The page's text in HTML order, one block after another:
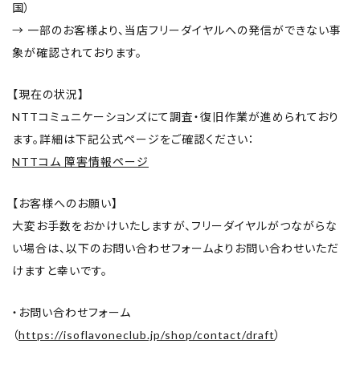
お問い合わせ
国）
→ 一部のお客様より、当店フリーダイヤルへの発信ができない事
象が確認されております。
【現在の状況】
NTTコミュニケーションズにて調査・復旧作業が進められており
ます。詳細は下記公式ページをご確認ください：
NTTコム 障害情報ページ
【お客様へのお願い】
大変お手数をおかけいたしますが、フリーダイヤルがつながらな
い場合は、以下のお問い合わせフォームよりお問い合わせいただ
けますと幸いです。
・お問い合わせフォーム
（https://isoflavoneclub.jp/shop/contact/draft）